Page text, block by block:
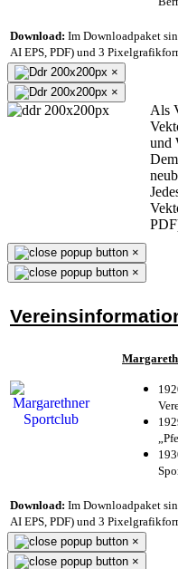
Download: Im Downloadpaket
AI EPS, PDF) und 3
×
×
Als
und
×
×
Download: Im Downloadpaket
AI EPS, PDF) und 3
×
×